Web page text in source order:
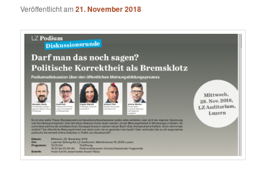
Veröffentlicht am21. November 2018